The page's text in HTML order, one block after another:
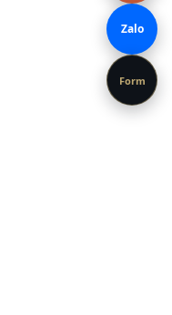
Zalo
Form